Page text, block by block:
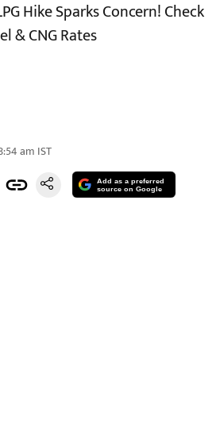
Hike Sparks Concern! Check
& CNG Rates
am IST
Add as a preferred
source on Google